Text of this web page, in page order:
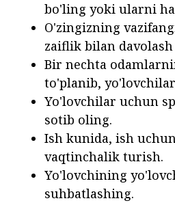
bo'ling yoki ularni
O'zingizning
zaiflik bilan
Bir nechta
to'planib,
Yo'lovchilar uchun
sotib oling.
Ish kunida, ish
vaqtinchalik turish.
Yo'lovchining
suhbatlashing.